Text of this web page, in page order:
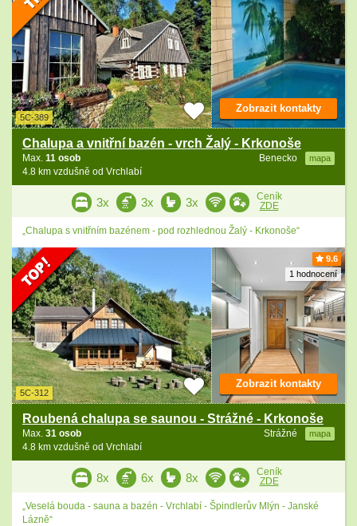
5C-389
Chalupa a vnitřní bazén - vrch Žalý - Krkonoše
Benecko mapa
Max. 11 osob
4.8 km vzdušně od Vrchlabí
Zobrazit kontakty
3x 3x 3x
Ceník
ZDE
„Chalupa s vnitřním bazénem - pod rozhlednou Žalý - Krkonoše“
9.6
1 hodnocení
5C-312
Roubená chalupa se saunou - Strážné - Krkonoše
Strážné mapa
Max. 31 osob
4.8 km vzdušně od Vrchlabí
Zobrazit kontakty
8x 6x 8x
Ceník
ZDE
„Veselá bouda - sauna a bazén - Vrchlabí - Špindlerův Mlýn - Janské
Lázně“